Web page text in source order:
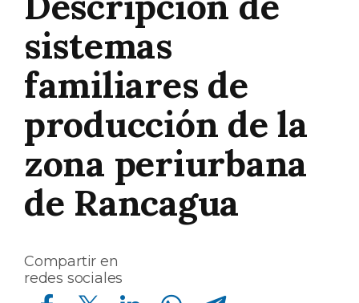
sistemas
familiares de
producción de la
zona periurbana
de Rancagua
Compartir en
redes sociales
Compartir en Facebook Compartir en Twitter Compartir en Linkedin Compartir en Whatsapp Compartir en Telegram